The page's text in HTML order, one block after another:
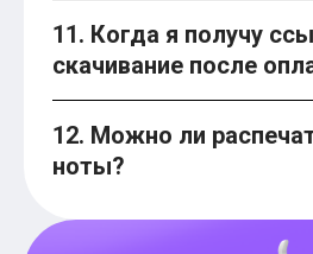
11. Когда я получу
скачивание после
12. Можно ли
ноты?